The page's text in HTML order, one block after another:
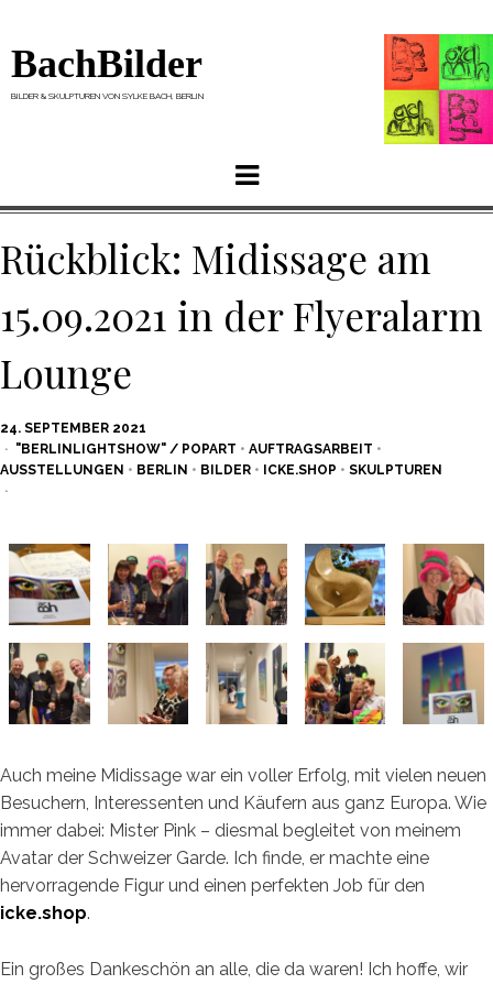
BachBilder
BILDER & SKULPTUREN VON SYLKE BACH, BERLIN
Menu
Rückblick: Midissage am
15.09.2021 in der Flyeralarm
Lounge
POSTED
ON
24. SEPTEMBER 2021
"BERLINLIGHTSHOW" / POPART • AUFTRAGSARBEIT •
AUSSTELLUNGEN • BERLIN • BILDER • ICKE.SHOP • SKULPTUREN
Auch meine Midissage war ein voller Erfolg, mit vielen neuen
Besuchern, Interessenten und Käufern aus ganz Europa. Wie
immer dabei: Mister Pink – diesmal begleitet von meinem
Avatar der Schweizer Garde. Ich finde, er machte eine
hervorragende Figur und einen perfekten Job für den
icke.shop.
Ein großes Dankeschön an alle, die da waren! Ich hoffe, wir